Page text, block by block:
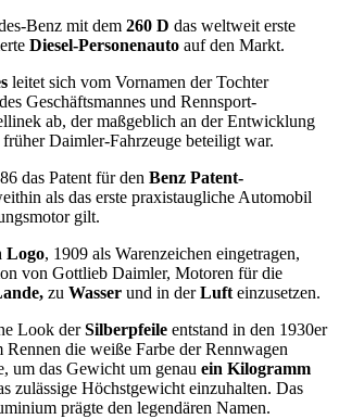
Benz mit dem 260 D das weltweit erste
Diesel-Personenauto auf den Markt.
leitet sich vom Vornamen der Tochter
Geschäftsmannes und Rennsport-
ab, der maßgeblich an der Entwicklung
Daimler-Fahrzeuge beteiligt war.
das Patent für den Benz Patent-
als das erste praxistaugliche Automobil
gilt.
Logo, 1909 als Warenzeichen eingetragen,
von Gottlieb Daimler, Motoren für die
zu Wasser und in derLuft einzusetzen.
Look derSilberpfeile entstand in den 1930er
Rennen die weiße Farbe der Rennwagen
um das Gewicht um genau ein Kilogramm
zulässige Höchstgewicht einzuhalten. Das
prägte den legendären Namen.